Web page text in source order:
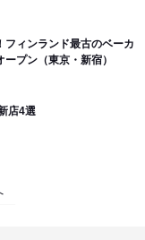
フィンランド最古のベーカ
プン（東京・新宿）
店4選